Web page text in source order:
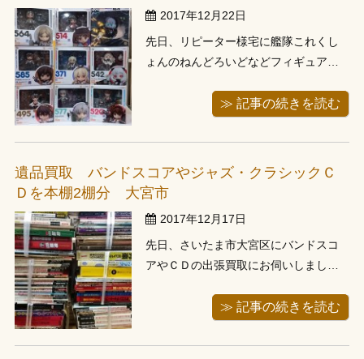
2017年12月22日
先日、リピーター様宅に艦隊これくし
ょんのねんどろいどなどフィギュアの
前にもお呼び頂きました。全部でフィ
たお客様ありがとうございました。く
じら堂はフィギュアなどのホビー、昔
懐かしのレトロ玩具の買取にも力を入
れてお...
≫ 記事の続きを読む
遺品買取 バンドスコアやジャズ・クラシックＣ
Ｄを本棚2棚分 大宮市
2017年12月17日
先日、さいたま市大宮区にバンドスコ
アやＣＤの出張買取にお伺いしまし
のお片付けでした。お伺いし廊下の本
クラシックＣＤとお部屋の本棚１つに
≫ 記事の続きを読む